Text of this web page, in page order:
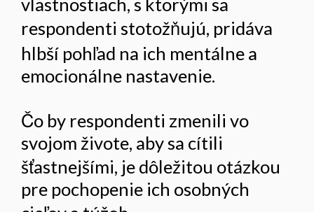
vlastnostiach, s ktorými sa
respondenti stotožňujú, pridáva
hlbší pohľad na ich mentálne a
emocionálne nastavenie.
Čo by respondenti zmenili vo
svojom živote, aby sa cítili
šťastnejšími, je dôležitou otázkou
pre pochopenie ich osobných